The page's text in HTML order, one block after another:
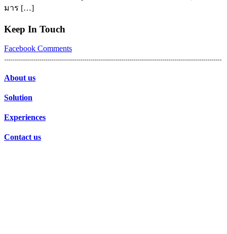
มาร […]
Keep In Touch
Facebook Comments
About us
Solution
Experiences
Contact us